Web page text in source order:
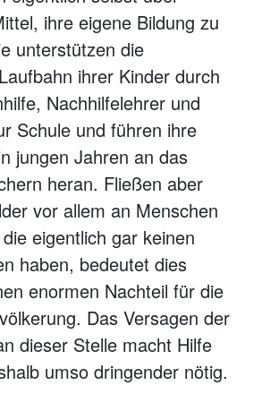
ihre eigene Bildung zu
unterstützen die
ihrer Kinder durch
Nachhilfelehrer und
Schule und führen ihre
jungen Jahren an das
heran. Fließen aber
vor allem an Menschen
eigentlich gar keinen
haben, bedeutet dies
enormen Nachteil für die
Das Versagen der
dieser Stelle macht Hilfe
umso dringender nötig.